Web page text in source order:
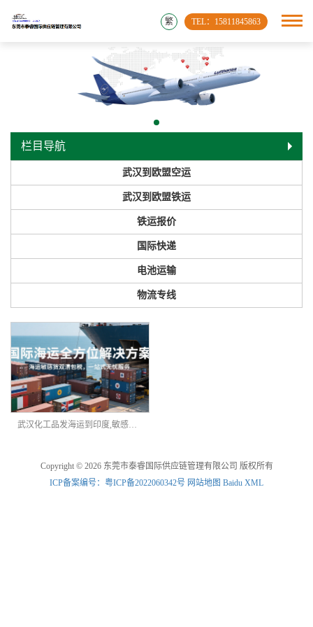
TEL：15811845863
繁
栏目导航
武汉到欧盟空运
武汉到欧盟铁运
铁运报价
国际快递
电池运输
物流专线
武汉化工品发海运到印度,敏感货物海派双清
Copyright © 2026 东莞市泰睿国际供应链管理有限公司 版权所有
ICP备案编号：粤ICP备2022060342号 网站地图 Baidu XML